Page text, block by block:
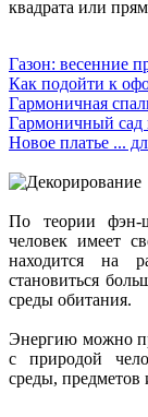
квадрата или
Газон: весенние
Как подойти к
Гармоничная
Гармоничный
Новое платье ...
По теории фэн-
человек имеет
находится на
становиться
среды обитания.
Энергию можно
с природой
среды, предметов